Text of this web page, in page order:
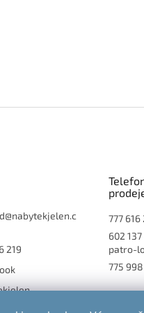
@nabytekjelen.c
219
777 616
602
patro-
775